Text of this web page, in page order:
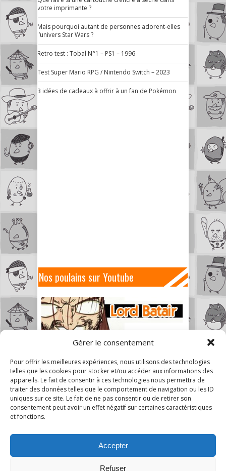
Gérer le consentement
Pour offrir les meilleures expériences, nous utilisons des technologies
telles que les cookies pour stocker et/ou accéder aux informations des
appareils. Le fait de consentir à ces technologies nous permettra de
traiter des données telles que le comportement de navigation ou les ID
uniques sur ce site. Le fait de ne pas consentir ou de retirer son
consentement peut avoir un effet négatif sur certaines caractéristiques
et fonctions.
Accepter
Refuser
votre imprimante ?
Mais pourquoi autant de personnes adorent-elles
l’univers Star Wars ?
Retro test : Tobal N°1 – PS1 – 1996
Test Super Mario RPG / Nintendo Switch – 2023
3 idées de cadeaux à offrir à un fan de Pokémon
Nos poulains sur Youtube